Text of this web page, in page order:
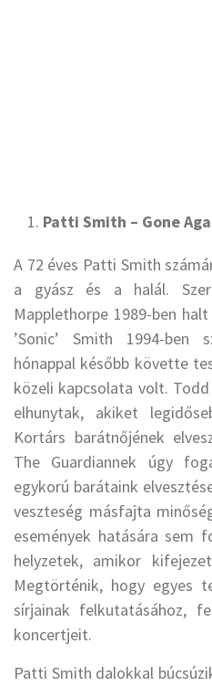
Patti Smith – Gone
A 72 éves Patti Smith
a gyász és a halál.
Mapplethorpe 1989-ben
’Sonic’ Smith 1994-ben
hónappal később követte
közeli kapcsolata volt.
elhunytak, akiket
Kortárs barátnőjének
The Guardiannek úgy
egykorú barátaink
veszteség másfajta
események hatására sem
helyzetek, amikor
Megtörténik, hogy egyes
sírjainak felkutatásához,
koncertjeit.
Patti Smith dalokkal